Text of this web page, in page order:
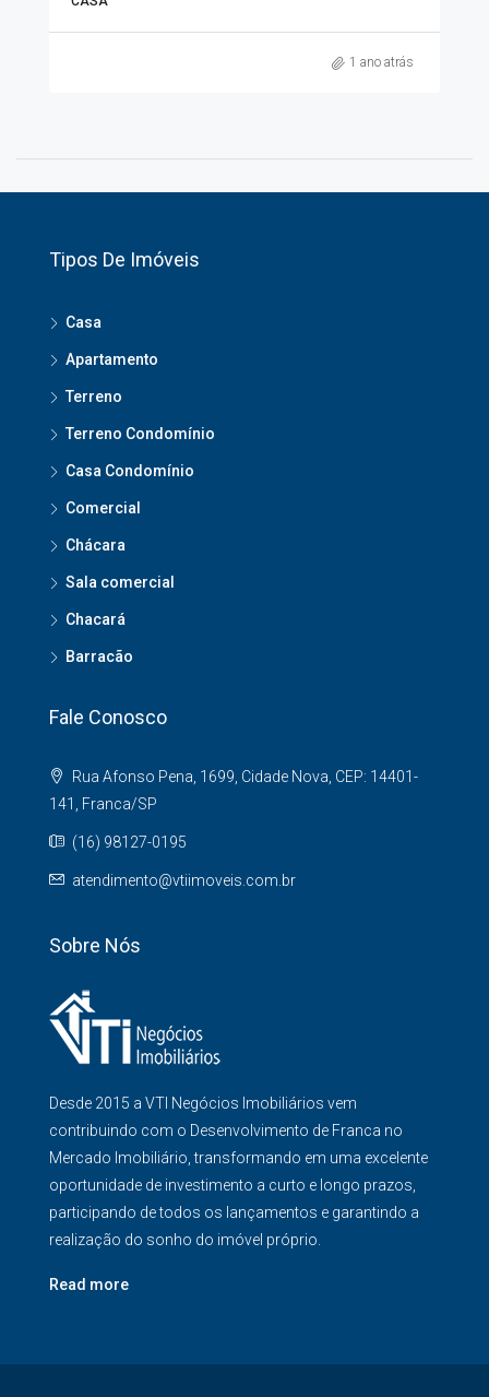
1 ano atrás
Tipos De Imóveis
Casa
Apartamento
Terreno
Terreno Condomínio
Casa Condomínio
Comercial
Chácara
Sala comercial
Chacará
Barracão
Fale Conosco
Rua Afonso Pena, 1699, Cidade Nova, CEP: 14401-
141, Franca/SP
(16) 98127-0195
atendimento@vtiimoveis.com.br
Sobre Nós
Desde 2015 a VTI Negócios Imobiliários vem
contribuindo com o Desenvolvimento de Franca no
Mercado Imobiliário, transformando em uma excelente
oportunidade de investimento a curto e longo prazos,
participando de todos os lançamentos e garantindo a
realização do sonho do imóvel próprio.
Read more